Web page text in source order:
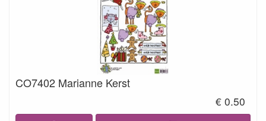
CO7402 Marianne Kerst
€ 0.50